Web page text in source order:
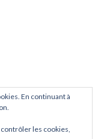
En continuant à
les cookies,